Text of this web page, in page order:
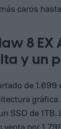
caros
8
y un
de
SSD de
venta por